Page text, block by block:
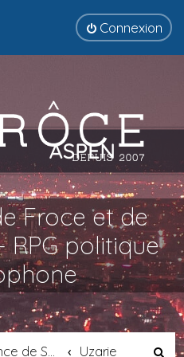
Connexion
Froce et de
politique
Uzarie